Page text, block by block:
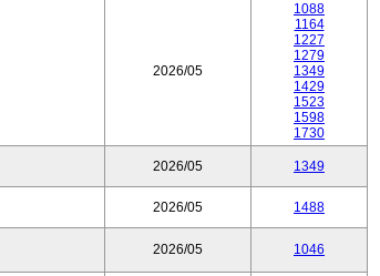
2026/05
1088
1164
1227
1279
1349
1429
1523
1598
1730
2026/05 1349
2026/05 1488
2026/05 1046